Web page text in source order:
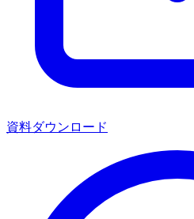
資料ダウンロード